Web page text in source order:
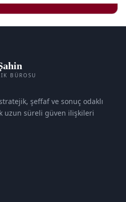
BÜROSU
şeffaf ve sonuç odaklı
uzun süreli güven ilişkileri